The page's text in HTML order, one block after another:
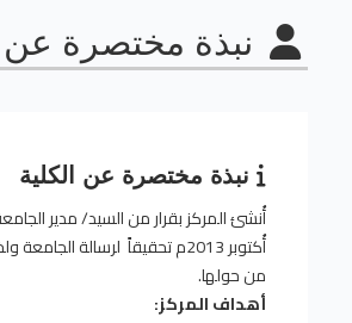
نبذة مختصرة عن
نبذة مختصرة عن الكلية
أُكتوبر 2013م تحقيقاً لرسالة
من حولها.
أهداف المركز: